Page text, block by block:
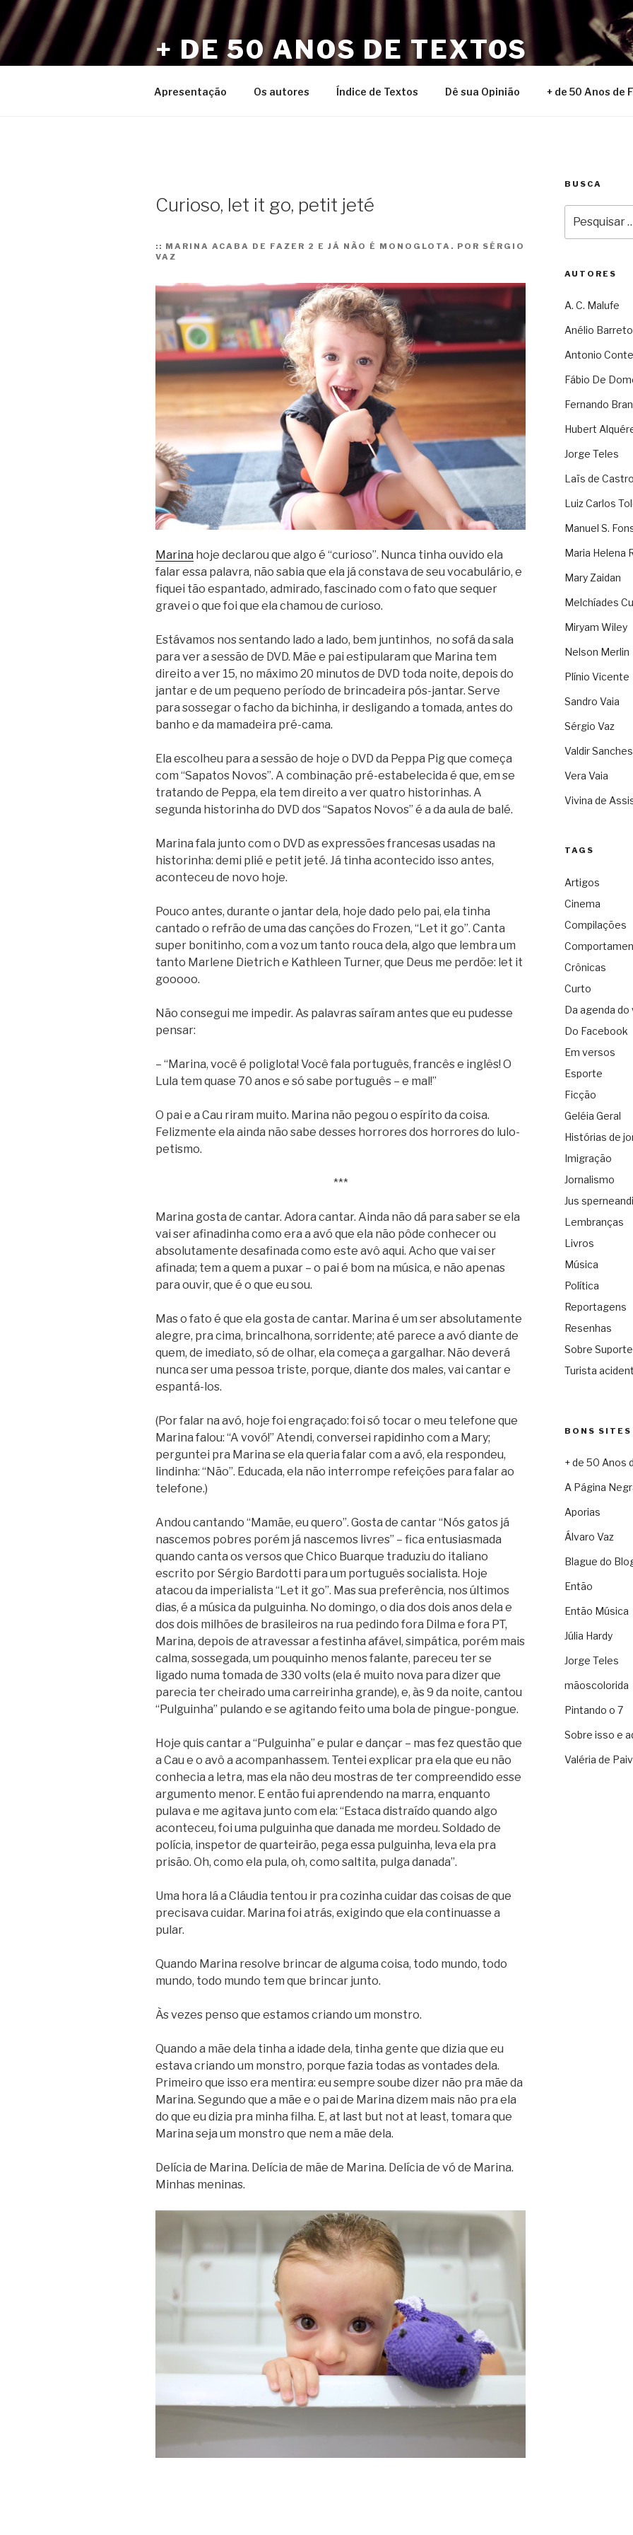
Pular
para
o
conteúdo
+ DE 50 ANOS DE TEXTOS
Apresentação Os autores Índice de Textos Dê sua Opinião + de 50 Anos de
Curioso, let it go, petit jeté
:: MARINA ACABA DE FAZER 2 E JÁ NÃO É MONOGLOTA. POR SÉRGIO
VAZ
Marina hoje declarou que algo é “curioso”. Nunca tinha ouvido ela
falar essa palavra, não sabia que ela já constava de seu vocabulário, e
fiquei tão espantado, admirado, fascinado com o fato que sequer
gravei o que foi que ela chamou de curioso.
Estávamos nos sentando lado a lado, bem juntinhos, no sofá da sala
para ver a sessão de DVD. Mãe e pai estipularam que Marina tem
direito a ver 15, no máximo 20 minutos de DVD toda noite, depois do
jantar e de um pequeno período de brincadeira pós-jantar. Serve
para sossegar o facho da bichinha, ir desligando a tomada, antes do
banho e da mamadeira pré-cama.
Ela escolheu para a sessão de hoje o DVD da Peppa Pig que começa
com “Sapatos Novos”. A combinação pré-estabelecida é que, em se
tratando de Peppa, ela tem direito a ver quatro historinhas. A
segunda historinha do DVD dos “Sapatos Novos” é a da aula de balé.
Marina fala junto com o DVD as expressões francesas usadas na
historinha: demi plié e petit jeté. Já tinha acontecido isso antes,
aconteceu de novo hoje.
Pouco antes, durante o jantar dela, hoje dado pelo pai, ela tinha
cantado o refrão de uma das canções do Frozen, “Let it go”. Canta
super bonitinho, com a voz um tanto rouca dela, algo que lembra um
tanto Marlene Dietrich e Kathleen Turner, que Deus me perdõe: let it
gooooo.
Não consegui me impedir. As palavras saíram antes que eu pudesse
pensar:
– “Marina, você é poliglota! Você fala português, francês e inglês! O
Lula tem quase 70 anos e só sabe português – e mal!”
O pai e a Cau riram muito. Marina não pegou o espírito da coisa.
Felizmente ela ainda não sabe desses horrores dos horrores do lulo-
petismo.
***
Marina gosta de cantar. Adora cantar. Ainda não dá para saber se ela
vai ser afinadinha como era a avó que ela não pôde conhecer ou
absolutamente desafinada como este avô aqui. Acho que vai ser
afinada; tem a quem a puxar – o pai é bom na música, e não apenas
para ouvir, que é o que eu sou.
Mas o fato é que ela gosta de cantar. Marina é um ser absolutamente
alegre, pra cima, brincalhona, sorridente; até parece a avó diante de
quem, de imediato, só de olhar, ela começa a gargalhar. Não deverá
nunca ser uma pessoa triste, porque, diante dos males, vai cantar e
espantá-los.
(Por falar na avó, hoje foi engraçado: foi só tocar o meu telefone que
Marina falou: “A vovó!” Atendi, conversei rapidinho com a Mary;
perguntei pra Marina se ela queria falar com a avó, ela respondeu,
lindinha: “Não”. Educada, ela não interrompe refeições para falar ao
telefone.)
Andou cantando “Mamãe, eu quero”. Gosta de cantar “Nós gatos já
nascemos pobres porém já nascemos livres” – fica entusiasmada
quando canta os versos que Chico Buarque traduziu do italiano
escrito por Sérgio Bardotti para um português socialista. Hoje
atacou da imperialista “Let it go”. Mas sua preferência, nos últimos
dias, é a música da pulguinha. No domingo, o dia dos dois anos dela e
dos dois milhões de brasileiros na rua pedindo fora Dilma e fora PT,
Marina, depois de atravessar a festinha afável, simpática, porém mais
calma, sossegada, um pouquinho menos falante, pareceu ter se
ligado numa tomada de 330 volts (ela é muito nova para dizer que
parecia ter cheirado uma carreirinha grande), e, às 9 da noite, cantou
“Pulguinha” pulando e se agitando feito uma bola de pingue-pongue.
Hoje quis cantar a “Pulguinha” e pular e dançar – mas fez questão que
a Cau e o avô a acompanhassem. Tentei explicar pra ela que eu não
conhecia a letra, mas ela não deu mostras de ter compreendido esse
argumento menor. E então fui aprendendo na marra, enquanto
pulava e me agitava junto com ela: “Estaca distraído quando algo
aconteceu, foi uma pulguinha que danada me mordeu. Soldado de
polícia, inspetor de quarteirão, pega essa pulguinha, leva ela pra
prisão. Oh, como ela pula, oh, como saltita, pulga danada”.
Uma hora lá a Cláudia tentou ir pra cozinha cuidar das coisas de que
precisava cuidar. Marina foi atrás, exigindo que ela continuasse a
pular.
Quando Marina resolve brincar de alguma coisa, todo mundo, todo
mundo, todo mundo tem que brincar junto.
Às vezes penso que estamos criando um monstro.
Quando a mãe dela tinha a idade dela, tinha gente que dizia que eu
estava criando um monstro, porque fazia todas as vontades dela.
Primeiro que isso era mentira: eu sempre soube dizer não pra mãe da
Marina. Segundo que a mãe e o pai de Marina dizem mais não pra ela
do que eu dizia pra minha filha. E, at last but not at least, tomara que
Marina seja um monstro que nem a mãe dela.
Delícia de Marina. Delícia de mãe de Marina. Delícia de vó de Marina.
Minhas meninas.
BUSCA
por:
AUTORES
A. C. Malufe
Anélio Barreto
Antonio
Fábio De
Fernando
Hubert
Jorge Teles
Laïs de Castro
Luiz Carlos
Manuel S.
Maria Helena
Mary Zaidan
Melchíades
Miryam Wiley
Nelson Merlin
Plínio Vicente
Sandro Vaia
Sérgio Vaz
Valdir Sanches
Vera Vaia
Vivina de
TAGS
Artigos
Cinema
Compilações
Crônicas
Curto
Da agenda do
Do Facebook
Em versos
Esporte
Ficção
Geléia Geral
Histórias de
Imigração
Jornalismo
Jus sperneandi
Lembranças
Livros
Música
Política
Reportagens
Resenhas
Sobre
Turista
BONS SITES
+ de 50 Anos
A Página
Aporias
Álvaro Vaz
Blague do
Então
Então Música
Júlia Hardy
Jorge Teles
mãoscolorida
Pintando o 7
Sobre isso e
Valéria de